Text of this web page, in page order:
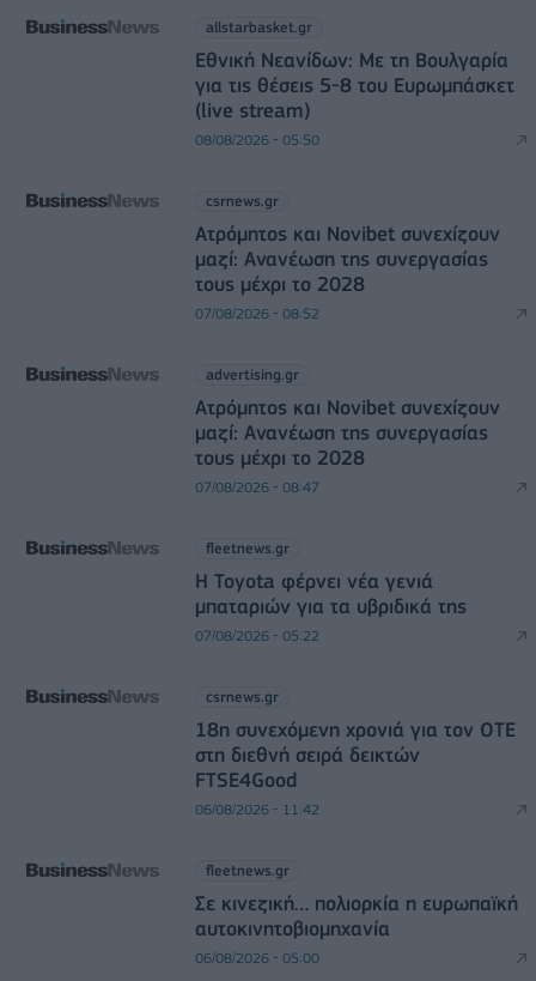
allstarbasket.gr
Εθνική Νεανίδων: Με τη Βουλγαρία
για τις θέσεις 5-8 του Ευρωμπάσκετ
(live stream)
08/08/2026 - 05:50
csrnews.gr
Ατρόμητος και Novibet συνεχίζουν
μαζί: Ανανέωση της συνεργασίας
τους μέχρι το 2028
07/08/2026 - 08:52
advertising.gr
Ατρόμητος και Novibet συνεχίζουν
μαζί: Ανανέωση της συνεργασίας
τους μέχρι το 2028
07/08/2026 - 08:47
fleetnews.gr
Η Toyota φέρνει νέα γενιά
μπαταριών για τα υβριδικά της
07/08/2026 - 05:22
csrnews.gr
18η συνεχόμενη χρονιά για τον ΟΤΕ
στη διεθνή σειρά δεικτών
FTSE4Good
06/08/2026 - 11:42
fleetnews.gr
Σε κινεζική… πολιορκία η ευρωπαϊκή
αυτοκινητοβιομηχανία
06/08/2026 - 05:00